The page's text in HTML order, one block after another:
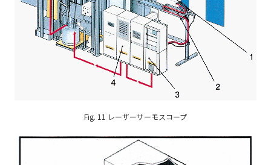
Fig. 11 レーザーサーモスコープ